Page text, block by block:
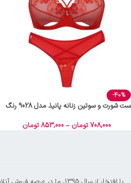
-40%
ست شورت و سوتین زنانه پانیذ مدل 9028 رنگ
708,000تومان –
853,000تومان